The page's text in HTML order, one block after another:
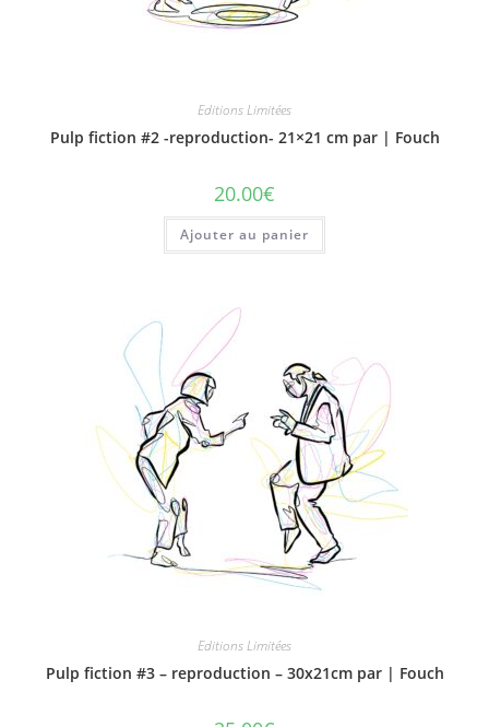
Editions Limitées
Pulp fiction #2 -reproduction- 21×21 cm par | Fouch
20.00€
Ajouter au panier
Editions Limitées
Pulp fiction #3 – reproduction – 30x21cm par | Fouch